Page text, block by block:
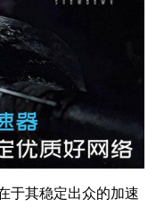
于其稳定出众的加速